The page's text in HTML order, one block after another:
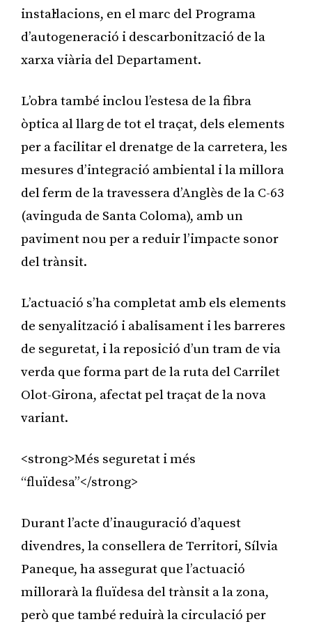
instal·lacions, en el marc del Programa
d’autogeneració i descarbonització de la
xarxa viària del Departament.
L’obra també inclou l’estesa de la fibra
òptica al llarg de tot el traçat, dels elements
per a facilitar el drenatge de la carretera, les
mesures d’integració ambiental i la millora
del ferm de la travessera d’Anglès de la C-63
(avinguda de Santa Coloma), amb un
paviment nou per a reduir l’impacte sonor
del trànsit.
L’actuació s’ha completat amb els elements
de senyalització i abalisament i les barreres
de seguretat, i la reposició d’un tram de via
verda que forma part de la ruta del Carrilet
Olot-Girona, afectat pel traçat de la nova
variant.
<strong>Més seguretat i més
“fluïdesa”</strong>
Durant l’acte d’inauguració d’aquest
divendres, la consellera de Territori, Sílvia
Paneque, ha assegurat que l’actuació
millorarà la fluïdesa del trànsit a la zona,
però que també reduirà la circulació per